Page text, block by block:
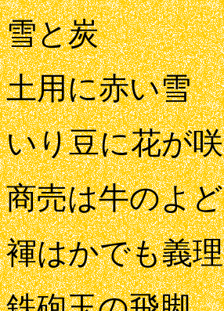
雪と炭
土用に赤い雪
いり豆に花が
商売は牛のよど
褌はかでも義